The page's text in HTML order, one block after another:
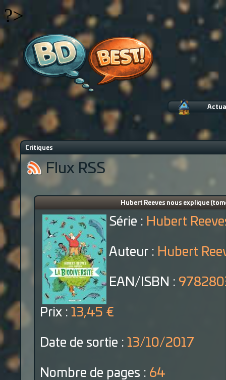
?>
Critiques
Flux RSS
Hubert Reeves nous explique
Série : Hubert
Auteur : Hubert
EAN/ISBN :
Prix : 13,45 €
Date de sortie : 13/10/2017
Nombre de pages : 64